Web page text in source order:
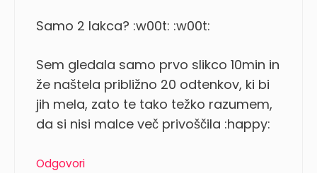
Samo 2 lakca? :w00t: :w00t:
Sem gledala samo prvo slikco 10min in
že naštela približno 20 odtenkov, ki bi
jih mela, zato te tako težko razumem,
da si nisi malce več privoščila :happy:
Odgovori